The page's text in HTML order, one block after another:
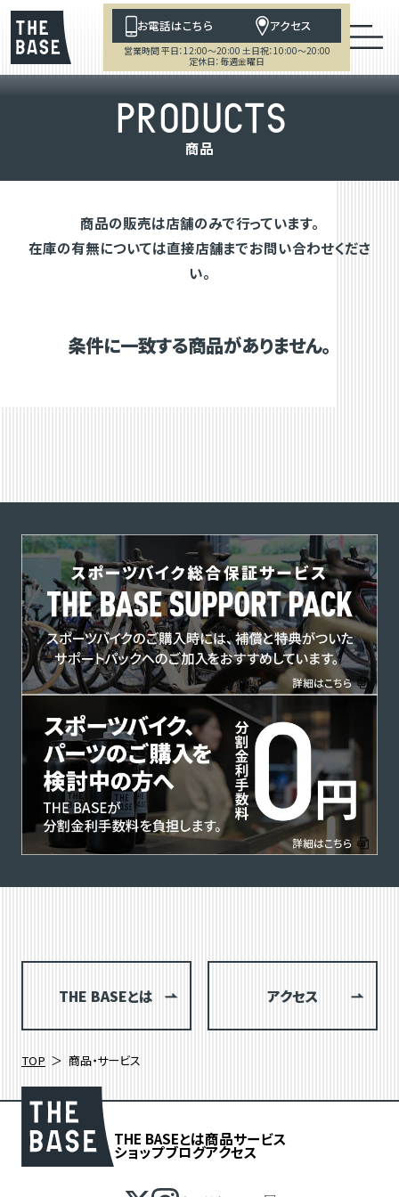
お電話はこちら アクセス
営業時間 平日：12:00～20:00 土日祝：10:00～20:00
定休日：毎週金曜日
PRODUCTS
商品
商品の販売は店舗のみで行っています。
在庫の有無については直接店舗までお問い合わせくださ
い。
条件に一致する商品がありません。
THE BASEとは アクセス
TOP 商品・サービス
THE BASEとは商品サービス
ショップブログアクセス